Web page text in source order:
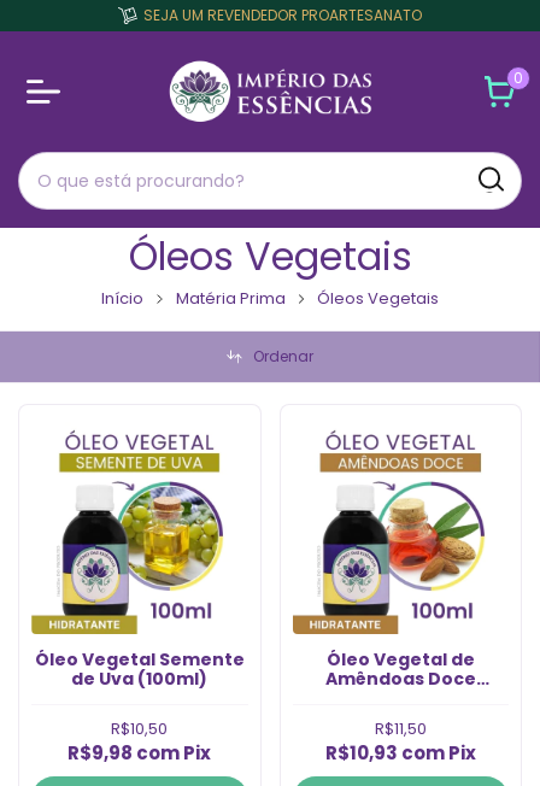
SEJA UM REVENDEDOR PROARTESANATO
0
Óleos Vegetais
Início Matéria Prima Óleos Vegetais
Ordenar
Óleo Vegetal Semente
de Uva (100ml)
R$10,50
R$9,98 comPix
Óleo Vegetal de
Amêndoas Doce
R$11,50
R$10,93 com Pix